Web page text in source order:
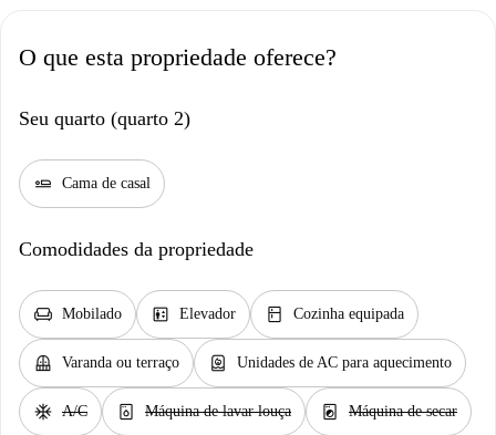
O que esta propriedade oferece?
Seu quarto (quarto 2)
airline_seat_flat Cama de casal
Comodidades da propriedade
chair Mobilado elevator Elevador kitchen Cozinha equipada
balcony Varanda ou terraço water_heater Unidades de AC para aquecimento
ac_unit A/C dishwasher_gen Máquina de lavar louça local_laundry_service Máquina de secar